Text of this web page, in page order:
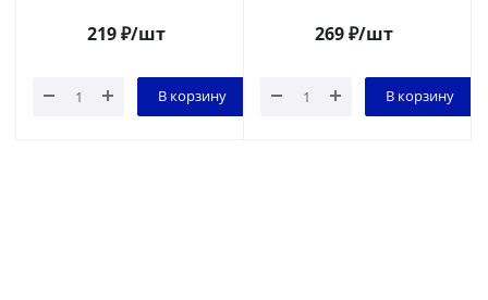
219₽/шт
В корзину
269₽/шт
В корзину